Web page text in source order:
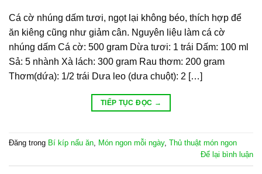
Cá cờ nhúng dấm tươi, ngọt lại không béo, thích hợp để
ăn kiêng cũng như giảm cân. Nguyên liệu làm cá cờ
nhúng dấm Cá cờ: 500 gram Dừa tươi: 1 trái Dấm: 100 ml
Sả: 5 nhành Xà lách: 300 gram Rau thơm: 200 gram
Thơm(dứa): 1/2 trái Dưa leo (dưa chuột): 2 […]
TIẾP TỤC ĐỌC →
Đăng trong Bí kíp nấu ăn Món ngon mỗi ngày, Thủ thuật món ngon
Để lại bình luận